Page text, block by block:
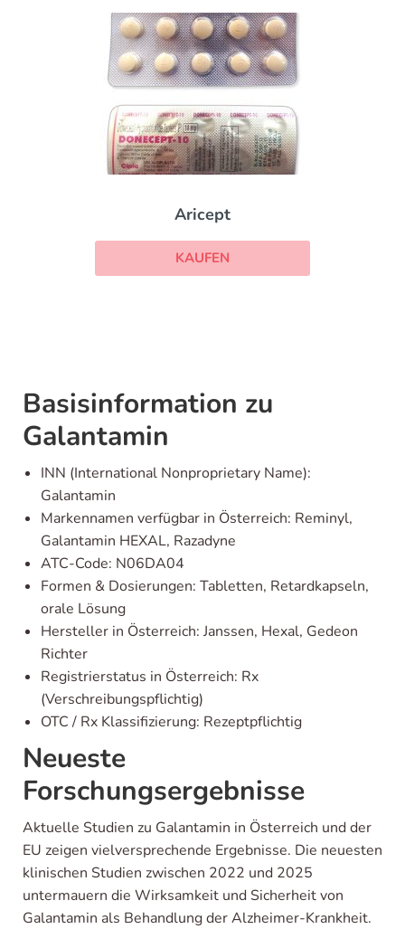
Aricept
KAUFEN
Basisinformation zu
Galantamin
INN (International Nonproprietary Name):
Galantamin
Markennamen verfügbar in Österreich: Reminyl,
Galantamin HEXAL, Razadyne
ATC-Code: N06DA04
Formen & Dosierungen: Tabletten, Retardkapseln,
orale Lösung
Hersteller in Österreich: Janssen, Hexal, Gedeon
Richter
Registrierstatus in Österreich: Rx
(Verschreibungspflichtig)
OTC / Rx Klassifizierung: Rezeptpflichtig
Neueste
Forschungsergebnisse
Aktuelle Studien zu Galantamin in Österreich und der
EU zeigen vielversprechende Ergebnisse. Die neuesten
klinischen Studien zwischen 2022 und 2025
untermauern die Wirksamkeit und Sicherheit von
Galantamin als Behandlung der Alzheimer-Krankheit.